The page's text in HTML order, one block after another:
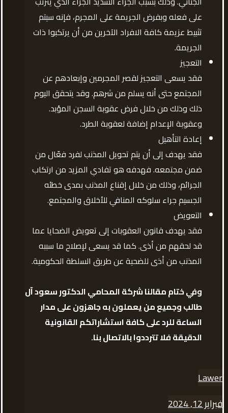
على فعله وبفرض الجريمة على المجرم، فإنه سيتم
تثبيط عزيمة كافة الافراد الآخرين من أن يرتكبوا ذات
الجريمة.
التعجيز
فقد يسعى التعجيز لقصر المجرمين وإبعادهم عن
المجتمع حتى أنه يسلم من شرهم. وقد يتحقق اليوم
ذلك وذلك من خلال فرض عقوبة السجن المؤبد.
وعقوبة الإعدام إضافة لعقوبة الطرد.
إعادة التأهيل
فقد يهدف إلى أن يتم تحويل المذنب لفرد فعّال من
ضمن مجتمعه. فهدفه هو تفادي المزيد من ارتكاب
الجرائم، وذلك من خلال إقناع المذنب بمدى خطئه
الجسيم جراء سلوكه المنافي للأخلاق والمجتمع.
التعويض
فقد يهدف قانون العقوبات إلى تعويض الضحايا عما
قد لحقهم من أذى. كما قد يسعى لإصلاح ما سببه
المذنب من أذى للضحية عن طريق السلطة الحكومية.
وفي ختام مقالنا شركة المحامي الدكتور سعود آل
طالب وجميع من يعملون به جاهزون على مدار
الساعة للرد على كافة استشاراتكم القانونية
الدقيقة فلا تترددوا بالاتصال بنا.
Lawer
فبراير 12, 2024